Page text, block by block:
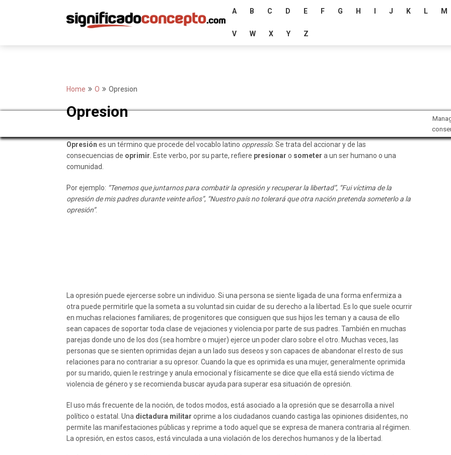
A B C D E F G H J K L M
V W X Y Z
Home O Opresion
Opresion
Opresión es un término que procede del vocablo latino oppressĭo. Se trata del accionar y de las
consecuencias de oprimir . Este verbo, por su parte, refiere presionar o someter a un ser humano o una
comunidad.
Por ejemplo: “Tenemos que juntarnos para combatir la opresión y recuperar la libertad”, “Fui víctima de la
opresión de mis padres durante veinte años”, “Nuestro país no tolerará que otra nación pretenda someterlo a la
opresión”.
La opresión puede ejercerse sobre un individuo. Si una persona se siente ligada de una forma enfermiza a
otra puede permitirle que la someta a su voluntad sin cuidar de su derecho a la libertad. Es lo que suele ocurrir
en muchas relaciones familiares; de progenitores que consiguen que sus hijos les teman y a causa de ello
sean capaces de soportar toda clase de vejaciones y violencia por parte de sus padres. También en muchas
parejas donde uno de los dos (sea hombre o mujer) ejerce un poder claro sobre el otro. Muchas veces, las
personas que se sienten oprimidas dejan a un lado sus deseos y son capaces de abandonar el resto de sus
relaciones para no contrariar a su opresor. Cuando la que es oprimida es una mujer, generalmente oprimida
por su marido, quien le restringe y anula emocional y físicamente se dice que ella está siendo víctima de
violencia de género y se recomienda buscar ayuda para superar esa situación de opresión.
El uso más frecuente de la noción, de todos modos, está asociado a la opresión que se desarrolla a nivel
político o estatal. Una dictadura militar oprime a los ciudadanos cuando castiga las opiniones disidentes, no
permite las manifestaciones públicas y reprime a todo aquel que se expresa de manera contraria al régimen.
La opresión, en estos casos, está vinculada a una violación de los derechos humanos y de la libertad.